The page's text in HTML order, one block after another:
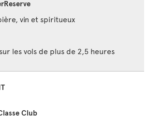
vin et spiritueux
les vols de plus de 2,5 heures